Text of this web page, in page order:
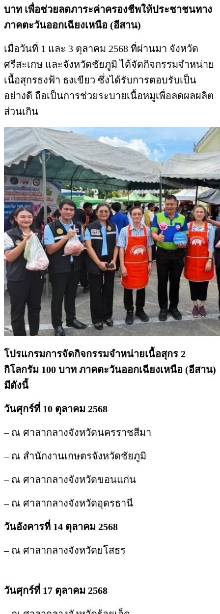
บาท เพื่อช่วยลดภาระค่าครองชีพให้ประชาชนทาง
ภาคตะวันออกเฉียงเหนือ (อีสาน)
เมื่อวันที่ 1 และ 3 ตุลาคม 2568 ที่ผ่านมา จังหวัด
ศรีสะเกษ และจังหวัดชัยภูมิ ได้จัดกิจกรรมจำหน่าย
เนื้อสุกรธงฟ้า ธงเขียว ซึ่งได้รับการตอบรับเป็น
อย่างดี ถือเป็นการช่วยระบายเนื้อหมูเพื่อลดผลผลิต
ส่วนเกิน
โปรแกรมการจัดกิจกรรมจำหน่ายเนื้อสุกร 2
กิโลกรัม 100 บาท ภาคตะวันออกเฉียงเหนือ (อีสาน)
มีดังนี้
วันศุกร์ที่ 10 ตุลาคม 2568
– ณ ศาลากลางจังหวัดนครราชสีมา
– ณ สำนักงานเกษตรจังหวัดชัยภูมิ
– ณ ศาลากลางจังหวัดขอนแก่น
– ณ ศาลากลางจังหวัดอุดรธานี
วันอังคารที่ 14 ตุลาคม 2568
– ณ ศาลากลางจังหวัดยโสธร
วันศุกร์ที่ 17 ตุลาคม 2568